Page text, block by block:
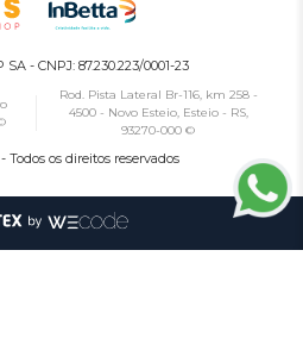
SA - CNPJ: 87.230.223/0001-23
Rod. Pista Lateral Br-116, km 258 -
4500 - Novo Esteio, Esteio - RS,
93270-000 ©
Todos os direitos reservados